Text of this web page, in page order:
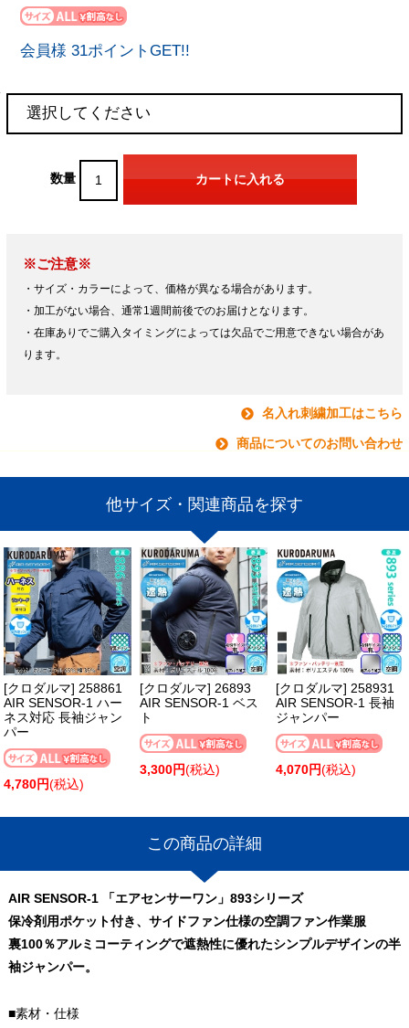
会員様 31ポイントGET!!
数量
※ご注意※
・サイズ・カラーによって、価格が異なる場合があります。
・加工がない場合、通常1週間前後でのお届けとなります。
・在庫ありでご購入タイミングによっては欠品でご用意できない場合があ
ります。
名入れ刺繍加工はこちら
商品についてのお問い合わせ
他サイズ・関連商品を探す
[クロダルマ] 258861
AIR SENSOR-1 ハー
ネス対応 長袖ジャン
パー
4,780円(税込)
[クロダルマ] 26893
AIR SENSOR-1 ベス
ト
3,300円(税込)
[クロダルマ] 258931
AIR SENSOR-1 長袖
ジャンパー
4,070円(税込)
この商品の詳細
AIR SENSOR-1 「エアセンサーワン」893シリーズ
保冷剤用ポケット付き、サイドファン仕様の空調ファン作業服
裏100％アルミコーティングで遮熱性に優れたシンプルデザインの半
袖ジャンパー。
■素材・仕様